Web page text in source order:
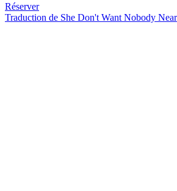
Réserver
Traduction de She Don't Want Nobody Near